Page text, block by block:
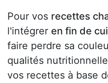
Pour vos recettes
l'intégrer en fin de
faire perdre sa
qualités
vos recettes à base